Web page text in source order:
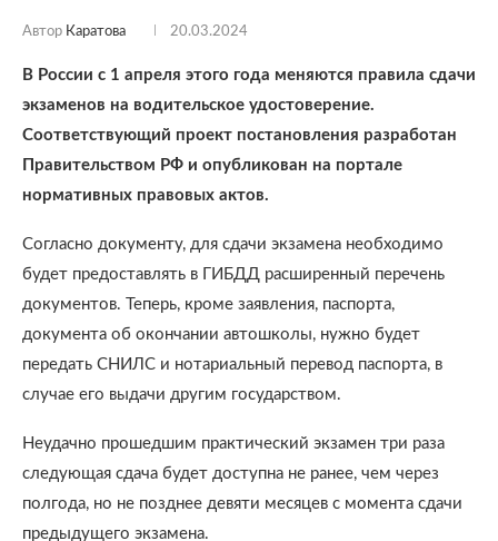
Автор Каратова 20.03.2024
В России с 1 апреля этого года меняются правила сдачи
экзаменов на водительское удостоверение.
Соответствующий проект постановления разработан
Правительством РФ и опубликован на портале
нормативных правовых актов.
Согласно документу, для сдачи экзамена необходимо
будет предоставлять в ГИБДД расширенный перечень
документов. Теперь, кроме заявления, паспорта,
документа об окончании автошколы, нужно будет
передать СНИЛС и нотариальный перевод паспорта, в
случае его выдачи другим государством.
Неудачно прошедшим практический экзамен три раза
следующая сдача будет доступна не ранее, чем через
полгода, но не позднее девяти месяцев с момента сдачи
предыдущего экзамена.